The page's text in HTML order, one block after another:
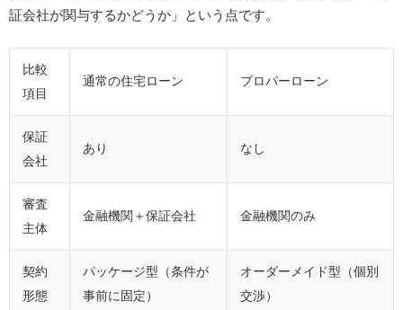
証会社が関与するかどうか」という点です。
比較
項目
通常の住宅ローン プロパーローン
保証
会社
あり なし
審査
主体
金融機関＋保証会社 金融機関のみ
契約
形態
パッケージ型（条件が
事前に固定）
オーダーメイド型（個別
交渉）